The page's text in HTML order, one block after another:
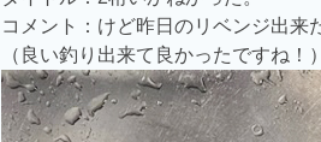
コメント：けど昨日のリベンジ出来
（良い釣り出来て良かったですね！）